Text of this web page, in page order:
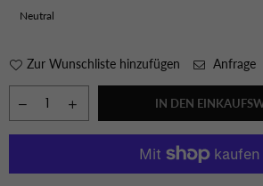
Neutral
Zur Wunschliste hinzufügen Anfrage
IN DEN